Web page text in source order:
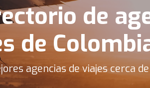
de
de
agencias de viajes cerca